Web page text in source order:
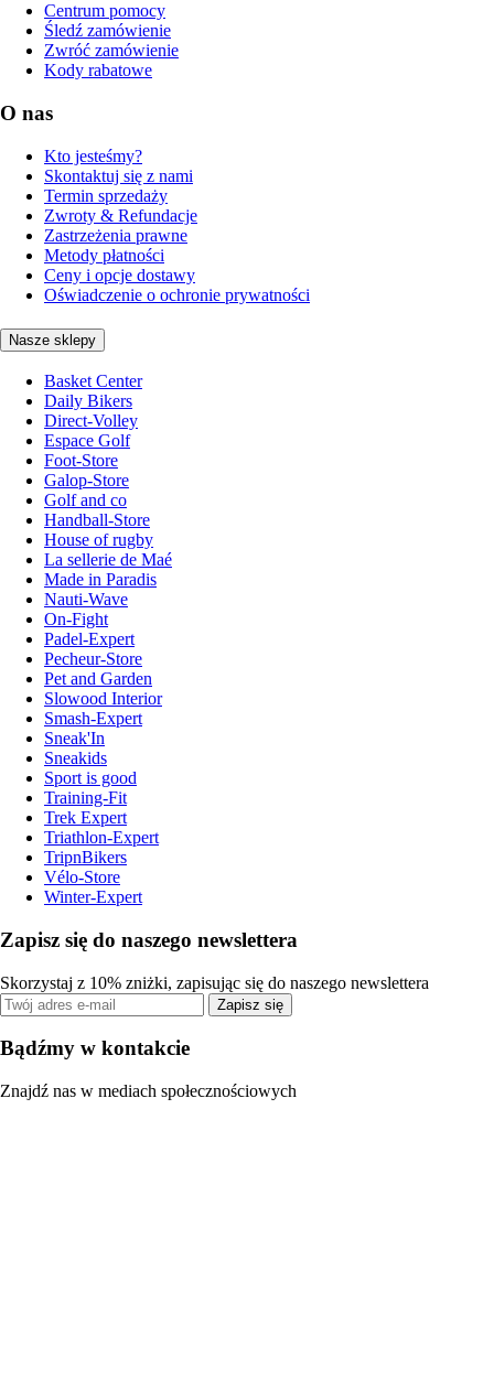
Centrum pomocy
Śledź zamówienie
Zwróć zamówienie
Kody rabatowe
O nas
Kto jesteśmy?
Skontaktuj się z nami
Termin sprzedaży
Zwroty & Refundacje
Zastrzeżenia prawne
Metody płatności
Ceny i opcje dostawy
Oświadczenie o ochronie prywatności
Nasze sklepy
Basket Center
Daily Bikers
Direct-Volley
Espace Golf
Foot-Store
Galop-Store
Golf and co
Handball-Store
House of rugby
La sellerie de Maé
Made in Paradis
Nauti-Wave
On-Fight
Padel-Expert
Pecheur-Store
Pet and Garden
Slowood Interior
Smash-Expert
Sneak'In
Sneakids
Sport is good
Training-Fit
Trek Expert
Triathlon-Expert
TripnBikers
Vélo-Store
Winter-Expert
Zapisz się do naszego newslettera
Skorzystaj z 10% zniżki, zapisując się do naszego newslettera
Zapisz się
Bądźmy w kontakcie
Znajdź nas w mediach społecznościowych